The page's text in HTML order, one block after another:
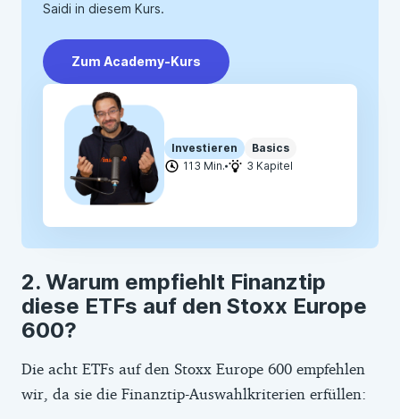
Saidi in diesem Kurs.
Zum Academy-Kurs
Investieren
Basics
113 Min.
3 Kapitel
Warum empfiehlt Finanztip
diese ETFs auf den Stoxx Europe
600?
Die acht ETFs auf den Stoxx Europe 600 empfehlen
wir, da sie die Finanztip-Auswahlkriterien erfüllen: